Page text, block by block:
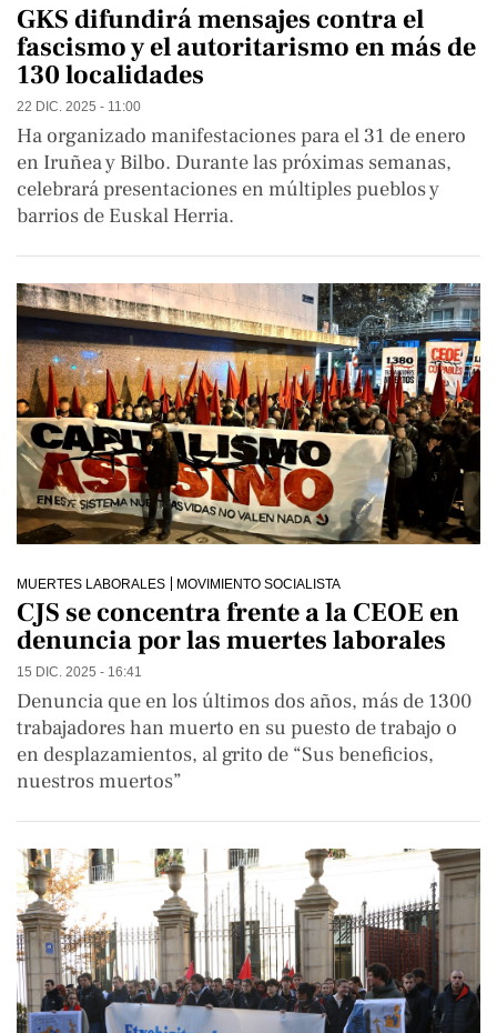
GKS difundirá mensajes contra el
fascismo y el autoritarismo en más de
130 localidades
22 DIC. 2025 - 11:00
Ha organizado manifestaciones para el 31 de enero
en Iruñea y Bilbo. Durante las próximas semanas,
celebrará presentaciones en múltiples pueblos y
barrios de Euskal Herria.
MUERTES LABORALES MOVIMIENTO SOCIALISTA
CJS se concentra frente a la CEOE en
denuncia por las muertes laborales
15 DIC. 2025 - 16:41
Denuncia que en los últimos dos años, más de 1300
trabajadores han muerto en su puesto de trabajo o
en desplazamientos, al grito de “Sus beneficios,
nuestros muertos”